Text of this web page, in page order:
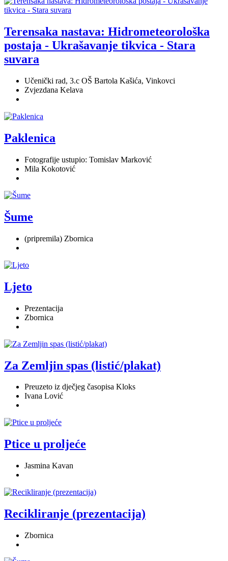
Terensaka nastava: Hidrometeorološka
postaja - Ukrašavanje tikvica - Stara
suvara
Učenički rad, 3.c OŠ Bartola Kašića, Vinkovci
Zvjezdana Kelava
Paklenica
Fotografije ustupio: Tomislav Marković
Mila Kokotović
Šume
(pripremila) Zbornica
Ljeto
Prezentacija
Zbornica
Za Zemljin spas (listić/plakat)
Preuzeto iz dječjeg časopisa Kloks
Ivana Lović
Ptice u proljeće
Jasmina Kavan
Recikliranje (prezentacija)
Zbornica